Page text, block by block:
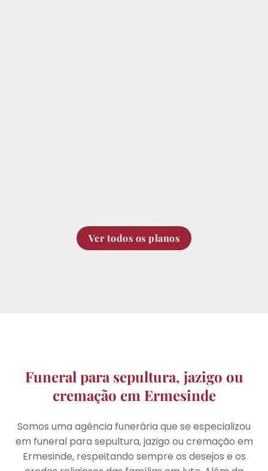
Ver todos os planos
Funeral para sepultura, jazigo ou
cremação em Ermesinde
Somos uma agência funerária que se especializou
em funeral para sepultura, jazigo ou cremação em
Ermesinde, respeitando sempre os desejos e os